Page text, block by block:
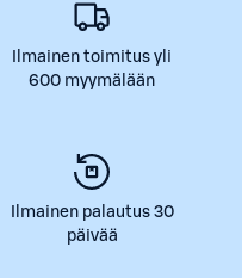
Ilmainen toimitus yli
600 myymälään
Ilmainen palautus 30
päivää